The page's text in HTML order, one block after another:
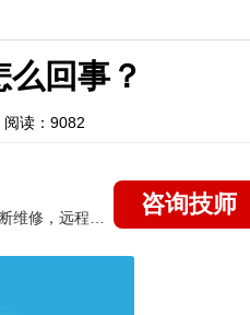
回事？
阅读：9082
咨询技师